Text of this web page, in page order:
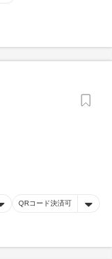
QRコード決済可